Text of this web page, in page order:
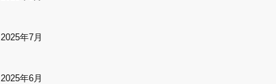
2025年7月
2025年6月